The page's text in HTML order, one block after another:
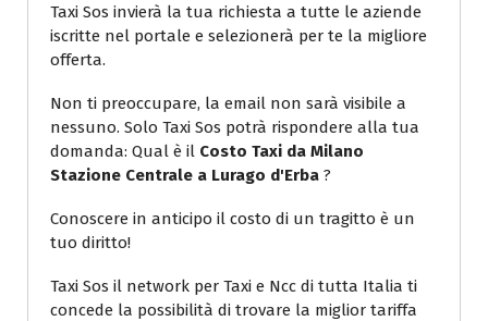
Taxi Sos invierà la tua richiesta a tutte le aziende
iscritte nel portale e selezionerà per te la migliore
offerta.
Non ti preoccupare, la email non sarà visibile a
nessuno. Solo Taxi Sos potrà rispondere alla tua
domanda: Qual è il Costo Taxi da Milano
Stazione Centrale a Lurago d'Erba ?
Conoscere in anticipo il costo di un tragitto è un
tuo diritto!
Taxi Sos il network per Taxi e Ncc di tutta Italia ti
concede la possibilità di trovare la miglior tariffa